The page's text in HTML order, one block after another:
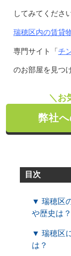
してみてください
瑞穂区内の賃貸
専門サイト「 チ
のお部屋を見つ
＼お
弊社
目次
▼ 瑞穂区
や歴史は？
▼ 瑞穂区
は？